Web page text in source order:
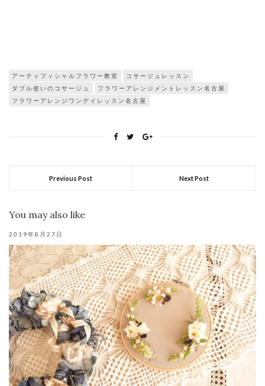
アーティフィシャルフラワー教室
コサージュレッスン
ダブル使いのコサージュ
フラワーアレンジメントレッスン名古屋
フラワーアレンジワンデイレッスン名古屋
Previous Post Next Post
You may also like
2019年8月27日